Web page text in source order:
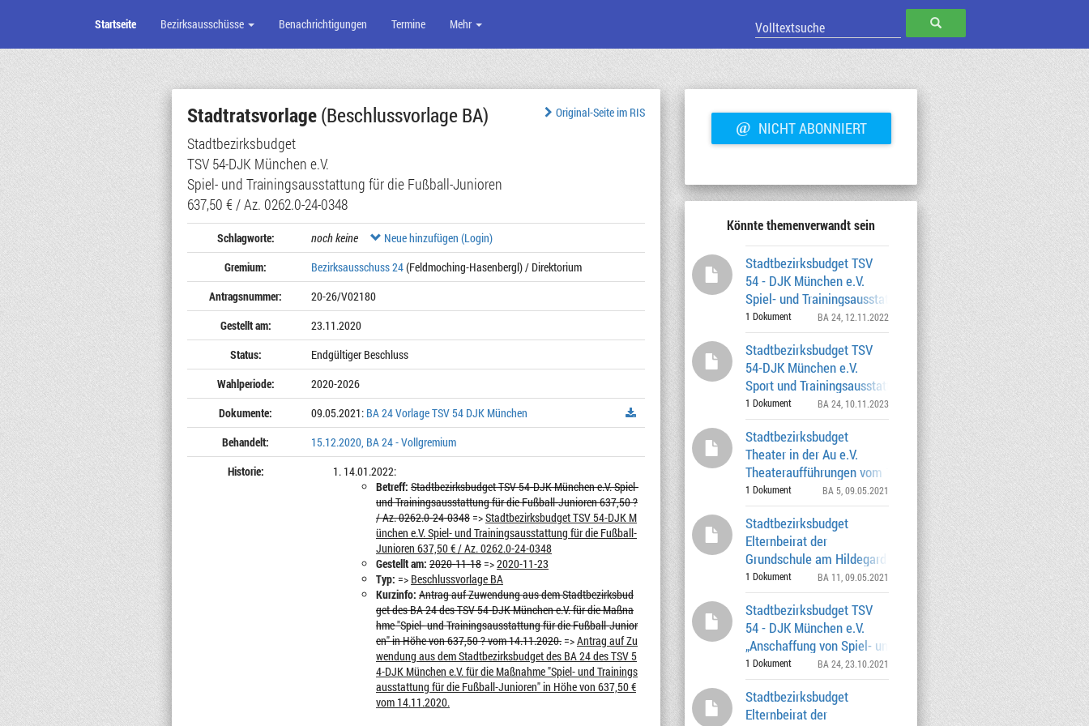
Zum
Seiteninhalt
SUCHEN
Startseite Bezirksausschüsse Benachrichtigungen Termine Mehr
Original-Seite im RIS
Stadtratsvorlage(Beschlussvorlage BA)
Stadtbezirksbudget
TSV 54-DJK München e.V.
Spiel- und Trainingsausstattung für die Fußball-Junioren
637,50 € / Az. 0262.0-24-0348
Schlagworte: noch keine
Neue hinzufügen (Login)
Gremium:
Bezirksausschuss 24(Feldmoching-Hasenbergl) / Direktorium
Antragsnummer:
20-26/V02180
Gestellt am:
23.11.2020
Status:
Endgültiger Beschluss
Wahlperiode:
2020-2026
Dokumente:
09.05.2021: BA 24 Vorlage TSV 54 DJK München
Behandelt:
15.12.2020, BA 24 - Vollgremium
Historie:
14.01.2022:
Betreff: Stadtbezirksbudget TSV 54-DJK München e.V. Spiel-
und Trainingsausstattung für die Fußball-Junioren 637,50 ?
/ Az. 0262.0-24-0348=>Stadtbezirksbudget TSV 54-DJK M
ünchen e.V. Spiel- und Trainingsausstattung für die Fußball-
Junioren 637,50 € / Az. 0262.0-24-0348
Gestellt am: 2020-11-18=>2020-11-23
Typ: => Beschlussvorlage BA
Kurzinfo: Antrag auf Zuwendung aus dem Stadtbezirksbud
get des BA 24 des TSV 54-DJK München e.V. für die Maßna
hme "Spiel- und Trainingsausstattung für die Fußball-Junior
en" in Höhe von 637,50 ? vom 14.11.2020.=>Antrag auf Zu
wendung aus dem Stadtbezirksbudget des BA 24 des TSV 5
4-DJK München e.V. für die Maßnahme "Spiel- und Trainings
ausstattung für die Fußball-Junioren" in Höhe von 637,50 €
vom 14.11.2020.
@ NICHT ABONNIERT
Könnte themenverwandt sein
Stadtbezirksbudget TSV
54 - DJK München e.V.
Spiel- und Trainingsausstattung für die
Fußballjunio
1 Dokument BA 24, 12.11.2022
Stadtbezirksbudget TSV
54-DJK München e.V.
Sport und Trainingsausstattung für die
Gymnastik- und
1 Dokument BA 24, 10.11.2023
Stadtbezirksbudget
Theater in der Au e.V.
Theateraufführungen vom 12. -
31.01.2021 637,50 € / Az.
1 Dokument BA 5, 09.05.2021
Stadtbezirksbudget
Elternbeirat der
Grundschule am Hildegard von Bingen
Anger Nikolausbesuch am 0
1 Dokument BA 11 , 09.05.2021
Stadtbezirksbudget TSV
54 - DJK München e.V.
„Anschaffung von Spiel- und
Trainingsausstattung mit
1 Dokument BA 24, 23.10.2021
Stadtbezirksbudget
Elternbeirat der